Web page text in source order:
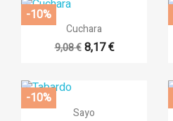
 Vista rápida
Cuchara
9,08 € 8,17 €
-10%
 Vista rápida
Sayo
-10%